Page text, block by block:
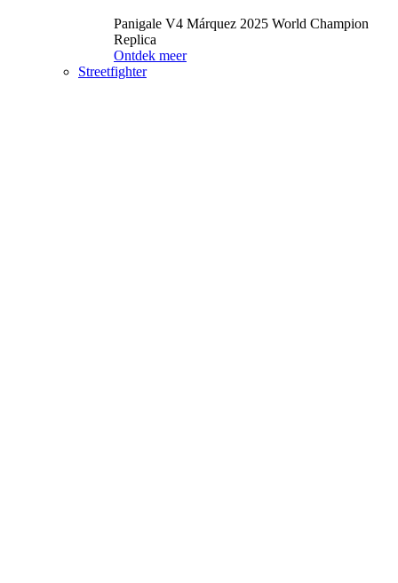
Panigale V4 Márquez 2025 World Champion
Replica
Ontdek meer
Streetfighter